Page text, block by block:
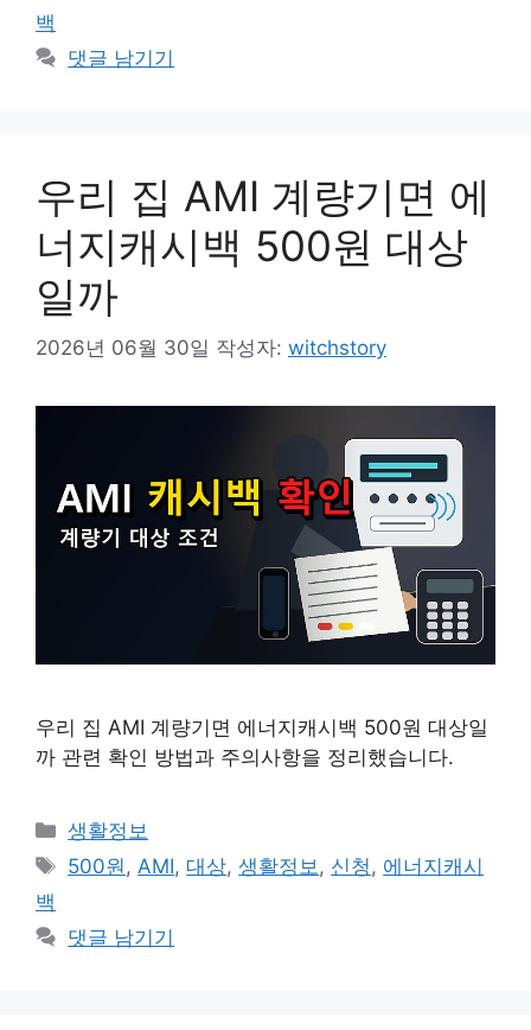
백
댓글 남기기
우리 집 AMI 계량기면 에
너지캐시백 500원 대상
일까
2026년 06월 30일 작성자: witchstory
우리 집 AMI 계량기면 에너지캐시백 500원 대상일
까 관련 확인 방법과 주의사항을 정리했습니다.
카
테
생활정보
태
500원,AMI,대상,생활정보, 신청, 에너지캐시
백
댓글 남기기